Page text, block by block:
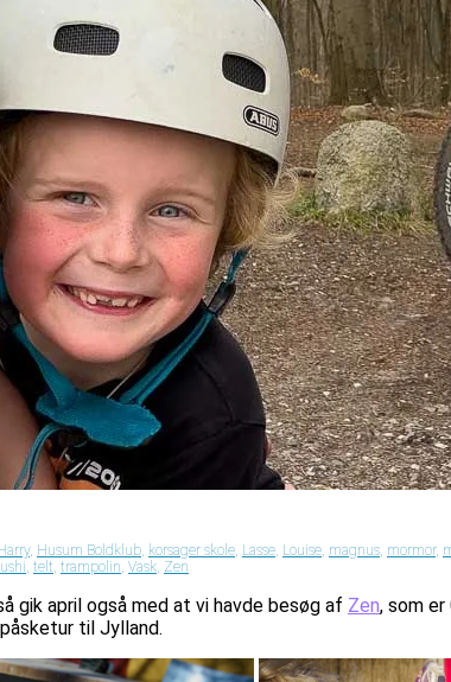
, Husum Boldklub, korsager skole, Lasse, Louise, magnus, mormor,
, telt, trampolin, Vask, Zen
gik april også med at vi havde besøg af Zen, som er
til Jylland.